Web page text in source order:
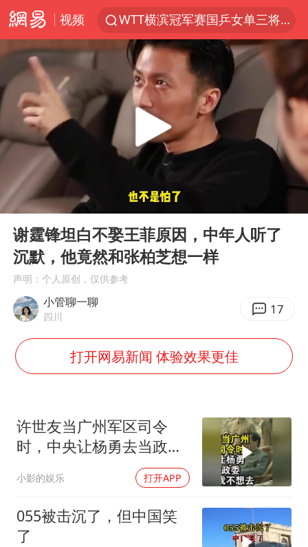
视频
WTT横滨冠军赛国乒女单三将晋级四强
浙江上海等地有大雨或暴雨
《欢迎来龙餐馆》口碑
西湖突现狂风暴雨 游客瞬间被浇透
香港正式允许“拒绝抢救”
几元成本的AI广告导致千万市值蒸发
酒店回应车内过夜被收150元
36岁男演员成景区NPC后人气爆棚
郑丽文：台湾从来没有“独立”过
WTT瑞典大满贯女单签表出炉
乐享全民健身 共筑健康中国
Play
00:00
谢霆锋坦白不娶王菲原因，中年人听了
沉默，他竟然和张柏芝想一样
声明：个人原创，仅供参考
小管聊一聊
四川 17
打开网易新闻 体验效果更佳
许世友当广州军区司令
时，中央让杨勇去当政
委，杨勇说：我不想去
小影的娱乐 打开APP
055被击沉了，但中国笑
了